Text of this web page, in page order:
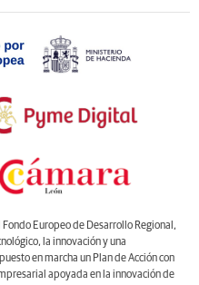
Europeo de Desarrollo Regional,
la innovación y una
en marcha un Plan de Acción con
apoyada en la innovación de